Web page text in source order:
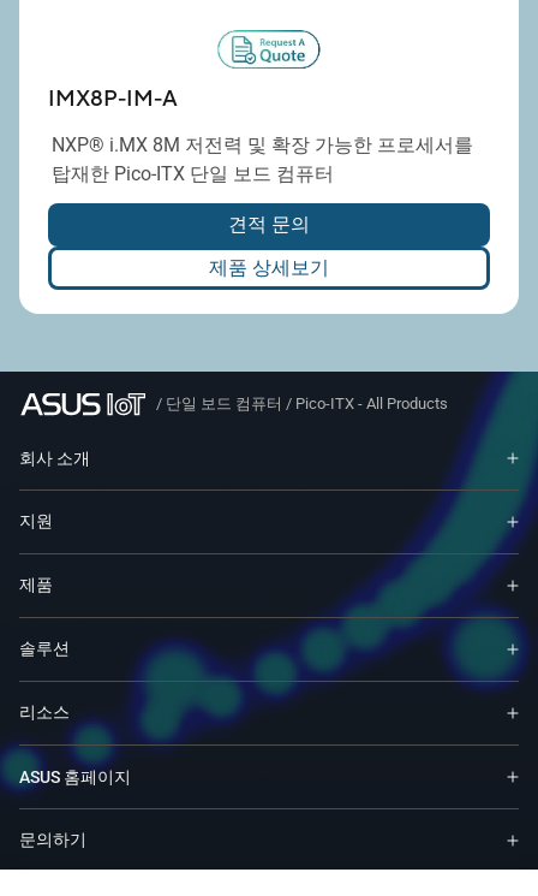
IMX8P-IM-A
NXP® i.MX 8M 저전력 및 확장 가능한 프로세서를
탑재한 Pico-ITX 단일 보드 컴퓨터
견적 문의
제품 상세보기
/ 단일 보드 컴퓨터 / Pico-ITX - All Products
회사 소개
지원
제품
솔루션
리소스
ASUS 홈페이지
문의하기